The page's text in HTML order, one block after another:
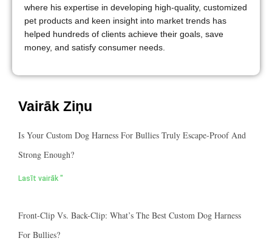
where his expertise in developing high-quality, customized
pet products and keen insight into market trends has
helped hundreds of clients achieve their goals, save
money, and satisfy consumer needs.
Vairāk Ziņu
Is Your Custom Dog Harness For Bullies Truly Escape-Proof And
Strong Enough?
Lasīt vairāk "
Front-Clip Vs. Back-Clip: What’s The Best Custom Dog Harness
For Bullies?